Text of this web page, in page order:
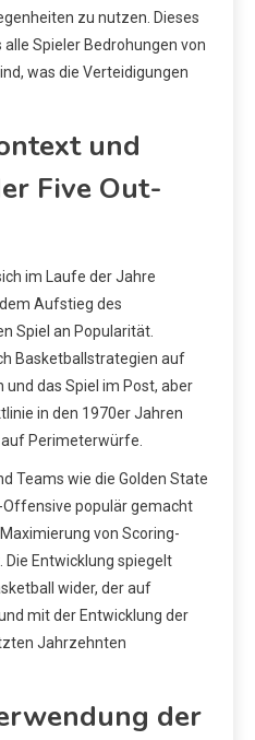
zu nutzen. Dieses
Spieler Bedrohungen von
was die Verteidigungen
und
Five Out-
im Laufe der Jahre
Aufstieg des
Spiel an Popularität.
Basketballstrategien auf
und das Spiel im Post, aber
in den 1970er Jahren
Perimeterwürfe.
Teams wie die Golden State
Offensive populär gemacht
von Scoring-
Entwicklung spiegelt
wider, der auf
mit der Entwicklung der
Jahrzehnten
der